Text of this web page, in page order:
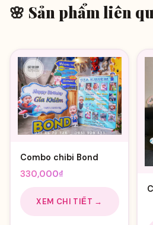
🌸 Sản phẩm liên
Combo chibi Bond
330,000₫
XEM CHI TIẾT →